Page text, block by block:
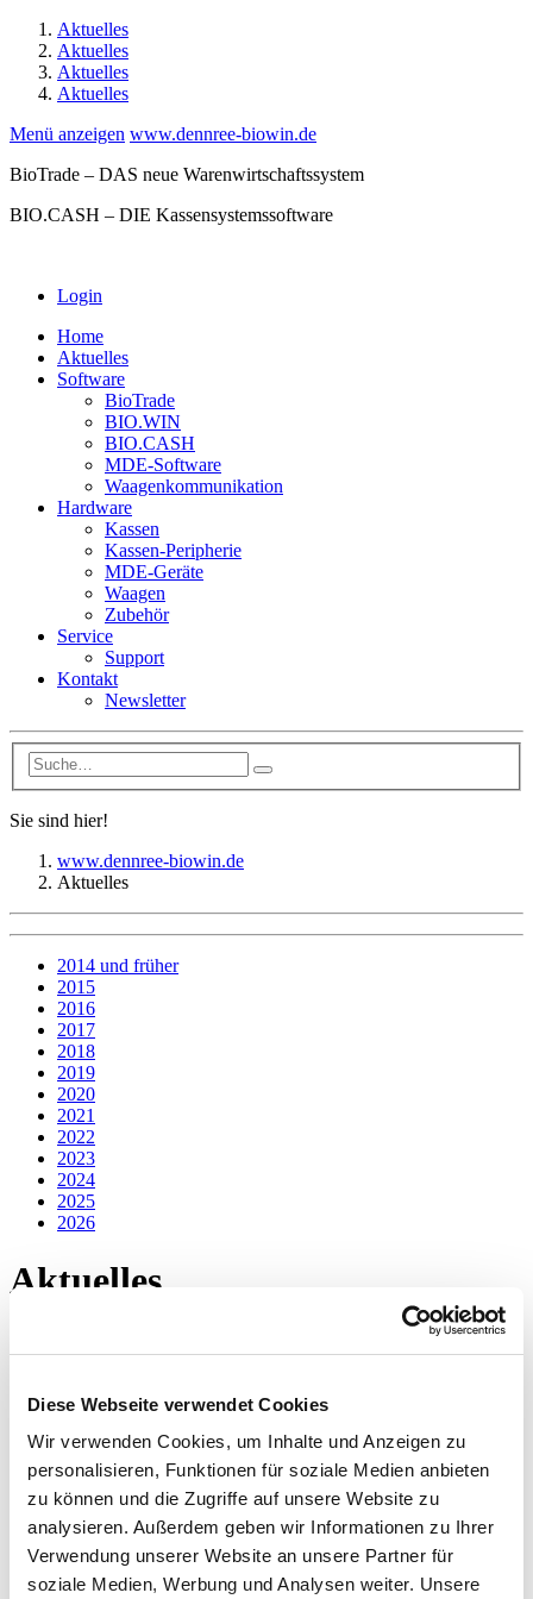
Diese Webseite verwendet Cookies
Wir verwenden Cookies, um Inhalte und Anzeigen zu
personalisieren, Funktionen für soziale Medien anbieten
zu können und die Zugriffe auf unsere Website zu
analysieren. Außerdem geben wir Informationen zu Ihrer
Verwendung unserer Website an unsere Partner für
soziale Medien, Werbung und Analysen weiter. Unsere
Aktuelles
Aktuelles
Aktuelles
Aktuelles
Menü anzeigen www.dennree-biowin.de
BioTrade – DAS neue Warenwirtschaftssystem
BIO.CASH – DIE Kassensystemssoftware
Login
Home
Aktuelles
Software
BioTrade
BIO.WIN
BIO.CASH
MDE-Software
Waagenkommunikation
Hardware
Kassen
Kassen-Peripherie
MDE-Geräte
Waagen
Zubehör
Service
Support
Kontakt
Newsletter
Sie sind hier!
www.dennree-biowin.de
Aktuelles
2014 und früher
2015
2016
2017
2018
2019
2020
2021
2022
2023
2024
2025
2026
Aktuelles